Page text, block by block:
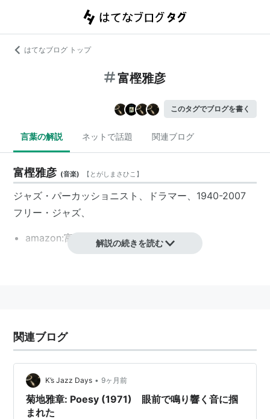
はてなブログ トップ
富樫雅彦
このタグでブログを書く
言葉の解説 ネットで話題 関連ブログ
富樫雅彦 (音楽) 【 とがしまさひこ 】
ジャズ・パーカッショニスト、ドラマー、1940-2007
フリー・ジャズ、
amazon:富樫雅彦解説の続きを読む
関連ブログ
K’s Jazz Days • 9ヶ月前
菊地雅章: Poesy (1971) 眼前で鳴り響く音に掴
まれた